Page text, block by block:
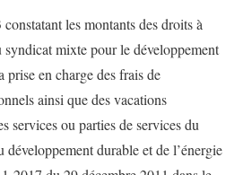
les montants des droits à
syndicat mixte pour le développement
en charge des frais de
ainsi que des vacations
services ou parties de services du
développement durable et de l’énergie